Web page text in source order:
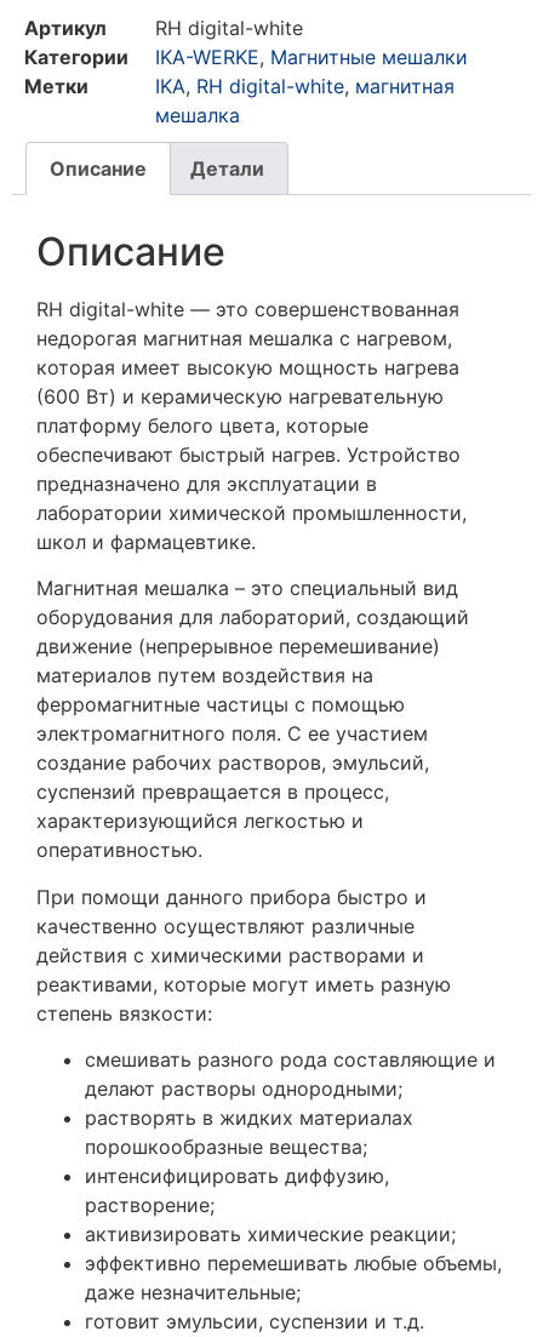
Артикул
RH digital-white
Категории
IKA-WERKE, Магнитные мешалки
Метки
IKA, RH digital-white, магнитная
мешалка
Описание Детали
Описание
RH digital-white — это совершенствованная
недорогая магнитная мешалка с нагревом,
которая имеет высокую мощность нагрева
(600 Вт) и керамическую нагревательную
платформу белого цвета, которые
обеспечивают быстрый нагрев. Устройство
предназначено для эксплуатации в
лаборатории химической промышленности,
школ и фармацевтике.
Магнитная мешалка – это специальный вид
оборудования для лабораторий, создающий
движение (непрерывное перемешивание)
материалов путем воздействия на
ферромагнитные частицы с помощью
электромагнитного поля. С ее участием
создание рабочих растворов, эмульсий,
суспензий превращается в процесс,
характеризующийся легкостью и
оперативностью.
При помощи данного прибора быстро и
качественно осуществляют различные
действия с химическими растворами и
реактивами, которые могут иметь разную
степень вязкости:
смешивать разного рода составляющие и
делают растворы однородными;
растворять в жидких материалах
порошкообразные вещества;
интенсифицировать диффузию,
растворение;
активизировать химические реакции;
эффективно перемешивать любые объемы,
даже незначительные;
готовит эмульсии, суспензии и т.д.